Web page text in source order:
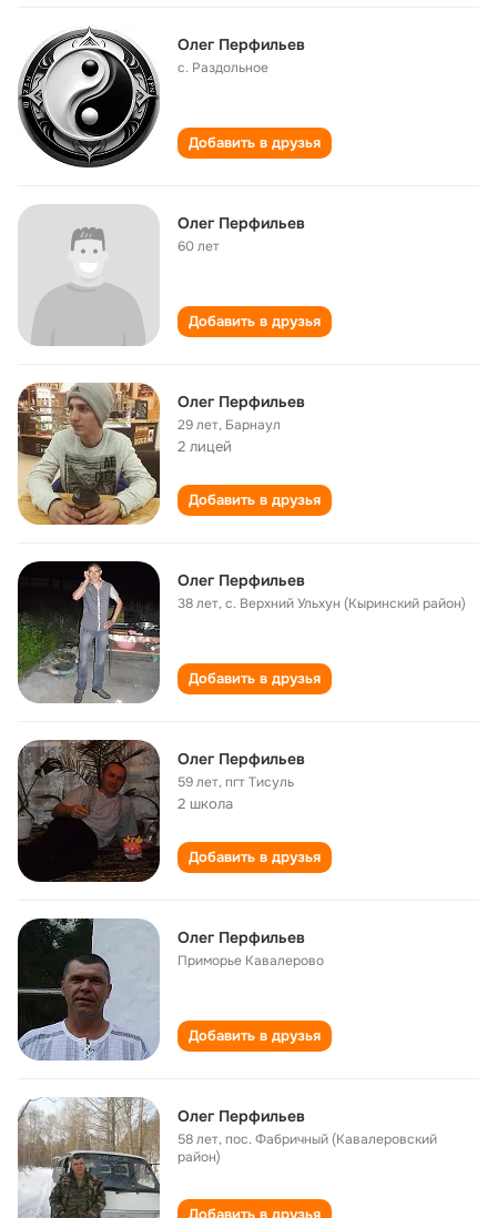
Олег Перфильев
с. Раздольное
Добавить в друзья
Олег Перфильев
60 лет
Добавить в друзья
Олег Перфильев
29 лет, Барнаул
2 лицей
Добавить в друзья
Олег Перфильев
38 лет,с. Верхний Ульхун (Кыринский район)
Добавить в друзья
Олег Перфильев
59 лет,пгт Тисуль
2 школа
Добавить в друзья
Олег Перфильев
Приморье Кавалерово
Добавить в друзья
Олег Перфильев
58 лет,пос. Фабричный (Кавалеровский
район)
Добавить в друзья